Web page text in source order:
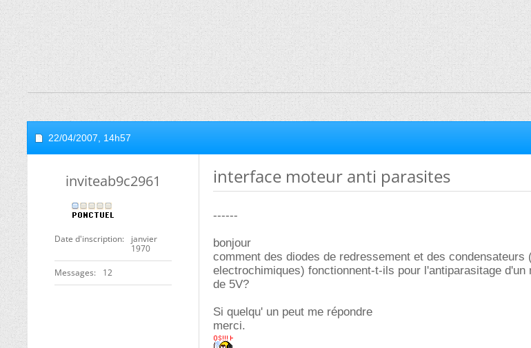
22/04/2007, 14h57
inviteab9c2961
Date d'inscription
janvier
1970
Messages 12
interface moteur anti parasites
------
bonjour
comment des diodes de redressement et des condensateurs
electrochimiques) fonctionnent-t-ils pour l'antiparasitage d'un
de 5V?
Si quelqu' un peut me répondre
merci.